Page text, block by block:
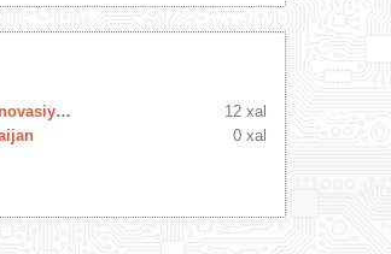
ASAN xidmet Innovasiya Mərkəzi
12 xal
0 xal